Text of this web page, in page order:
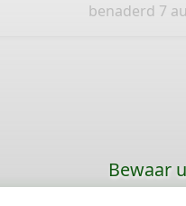
benaderd 7
Bewaar